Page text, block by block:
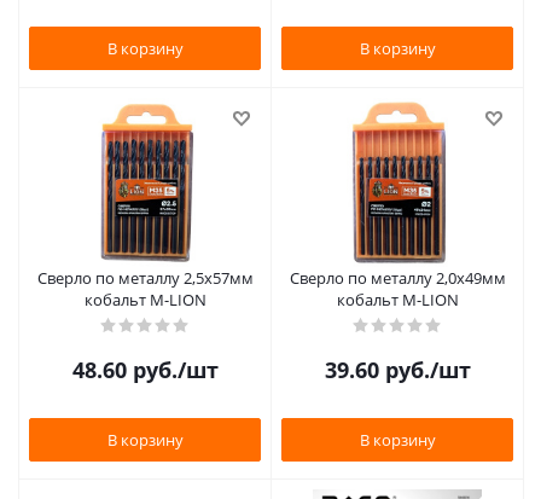
В корзину В корзину
Сверло по металлу 2,5х57мм
кобальт M-LION
48.60руб./шт
В корзину
Сверло по металлу 2,0х49мм
кобальт M-LION
39.60руб./шт
В корзину